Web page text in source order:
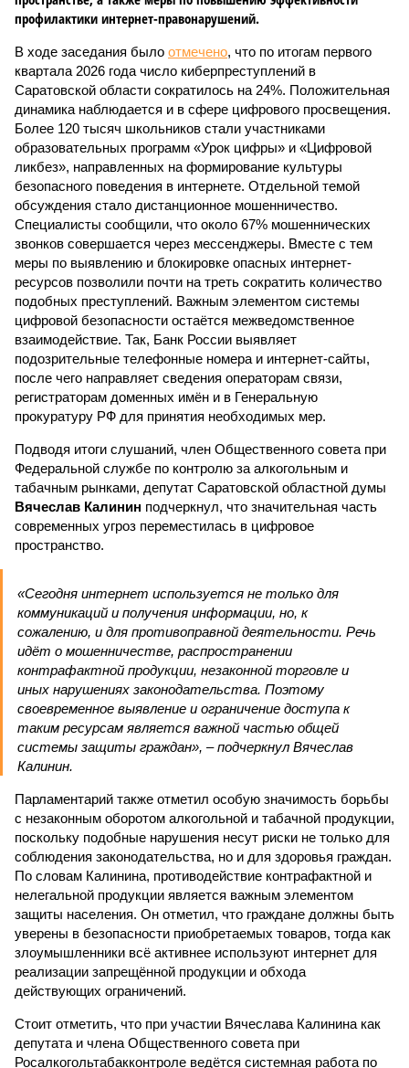
профилактики интернет-правонарушений.
В ходе заседания было отмечено, что по итогам первого
квартала 2026 года число киберпреступлений в
Саратовской области сократилось на 24%. Положительная
динамика наблюдается и в сфере цифрового просвещения.
Более 120 тысяч школьников стали участниками
образовательных программ «Урок цифры» и «Цифровой
ликбез», направленных на формирование культуры
безопасного поведения в интернете. Отдельной темой
обсуждения стало дистанционное мошенничество.
Специалисты сообщили, что около 67% мошеннических
звонков совершается через мессенджеры. Вместе с тем
меры по выявлению и блокировке опасных интернет-
ресурсов позволили почти на треть сократить количество
подобных преступлений. Важным элементом системы
цифровой безопасности остаётся межведомственное
взаимодействие. Так, Банк России выявляет
подозрительные телефонные номера и интернет-сайты,
после чего направляет сведения операторам связи,
регистраторам доменных имён и в Генеральную
прокуратуру РФ для принятия необходимых мер.
Подводя итоги слушаний, член Общественного совета при
Федеральной службе по контролю за алкогольным и
табачным рынками, депутат Саратовской областной думы
Вячеслав Калинин подчеркнул, что значительная часть
современных угроз переместилась в цифровое
пространство.
«Сегодня интернет используется не только для
коммуникаций и получения информации, но, к
сожалению, и для противоправной деятельности. Речь
идёт о мошенничестве, распространении
контрафактной продукции, незаконной торговле и
иных нарушениях законодательства. Поэтому
своевременное выявление и ограничение доступа к
таким ресурсам является важной частью общей
системы защиты граждан», – подчеркнул Вячеслав
Калинин.
Парламентарий также отметил особую значимость борьбы
с незаконным оборотом алкогольной и табачной продукции,
поскольку подобные нарушения несут риски не только для
соблюдения законодательства, но и для здоровья граждан.
По словам Калинина, противодействие контрафактной и
нелегальной продукции является важным элементом
защиты населения. Он отметил, что граждане должны быть
уверены в безопасности приобретаемых товаров, тогда как
злоумышленники всё активнее используют интернет для
реализации запрещённой продукции и обхода
действующих ограничений.
Стоит отметить, что при участии Вячеслава Калинина как
депутата и члена Общественного совета при
Росалкогольтабакконтроле ведётся системная работа по